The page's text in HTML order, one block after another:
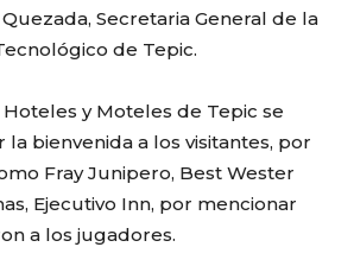
Secretaria General de la
de Tepic.
Hoteles y Moteles de Tepic se
bienvenida a los visitantes, por
Fray Junipero, Best Wester
Ejecutivo Inn, por mencionar
a los jugadores.